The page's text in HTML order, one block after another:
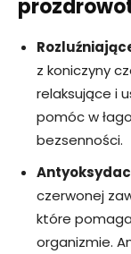
z koniczyny
relaksujące i
pomóc w
bezsenności.
czerwonej
które
organizmie.